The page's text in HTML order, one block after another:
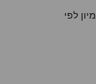
מיון לפי